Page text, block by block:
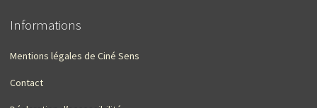
Informations
Mentions légales de Ciné Sens
Contact